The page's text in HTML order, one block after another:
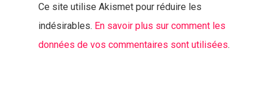
Ce site utilise Akismet pour réduire les
indésirables. En savoir plus sur comment les
données de vos commentaires sont utilisées.